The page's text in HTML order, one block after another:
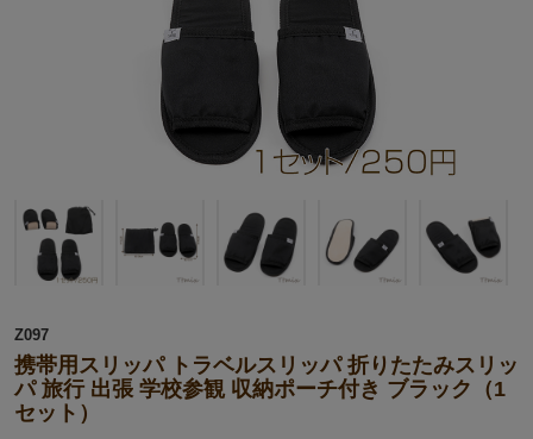
Z097
携帯用スリッパ トラベルスリッパ 折りたたみスリッ
パ 旅行 出張 学校参観 収納ポーチ付き ブラック（1
セット）